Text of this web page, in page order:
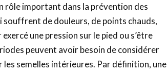
rôle important dans la prévention des
souffrent de douleurs, de points chauds,
une pression sur le pied ou s’être
peuvent avoir besoin de considérer
semelles intérieures. Par définition, une